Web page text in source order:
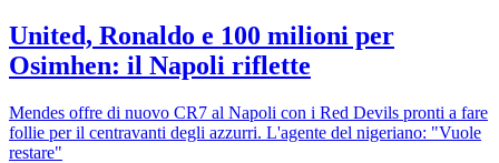
United, Ronaldo e 100 milioni per
Osimhen: il Napoli riflette
Mendes offre di nuovo CR7 al Napoli con i Red Devils pronti a fare
follie per il centravanti degli azzurri. L'agente del nigeriano: "Vuole
restare"